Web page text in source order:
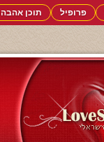
פרופיל תוכן אהבה